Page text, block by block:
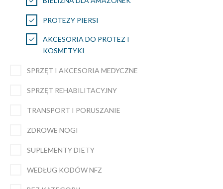
PROTEZY PIERSI
AKCESORIA DO PROTEZ I
KOSMETYKI
SPRZĘT I AKCESORIA MEDYCZNE
SPRZĘT REHABILITACYJNY
TRANSPORT I PORUSZANIE
ZDROWE NOGI
SUPLEMENTY DIETY
WEDŁUG KODÓW NFZ